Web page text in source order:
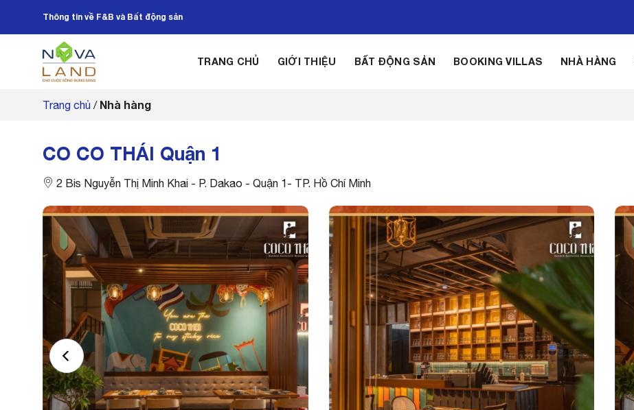
Thông tin về F&B và Bất động sản
TRANG CHỦ GIỚI THIỆU BẤT ĐỘNG SẢN BOOKING VILLAS NHÀ HÀNG
Trang chủ / Nhà hàng
CO CO THÁI Quận 1
2 Bis Nguyễn Thị Minh Khai - P. Dakao - Quận 1- TP. Hồ Chí Minh